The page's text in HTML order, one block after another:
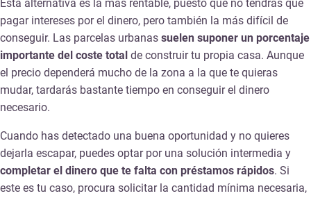
Esta alternativa es la más rentable, puesto que no tendrás que
pagar intereses por el dinero, pero también la más difícil de
conseguir. Las parcelas urbanas suelen suponer un porcentaje
importante del coste total de construir tu propia casa. Aunque
el precio dependerá mucho de la zona a la que te quieras
mudar, tardarás bastante tiempo en conseguir el dinero
necesario.
Cuando has detectado una buena oportunidad y no quieres
dejarla escapar, puedes optar por una solución intermedia y
completar el dinero que te falta con préstamos rápidos. Si
este es tu caso, procura solicitar la cantidad mínima necesaria,